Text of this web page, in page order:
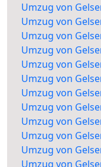
Umzug von
Umzug von
Umzug von
Umzug von
Umzug von
Umzug von
Umzug von
Umzug von
Umzug von
Umzug von
Umzug von
Umzug von